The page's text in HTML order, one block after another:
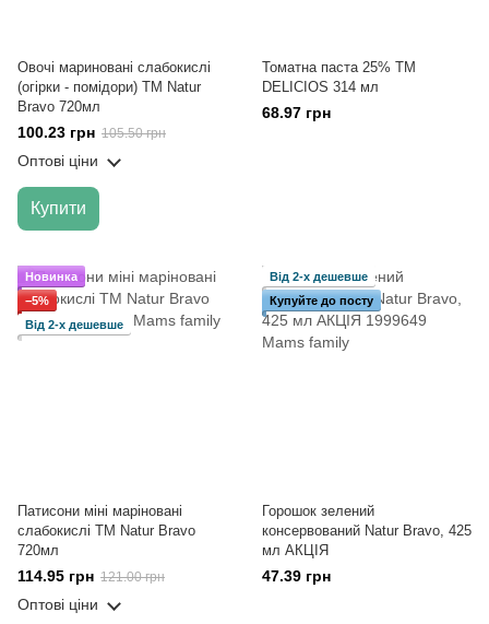
Овочі мариновані слабокислі
(огірки - помідори) ТМ Natur
Bravo 720мл
100.23 грн 105.50 грн
Оптові ціни
Купити
Томатна паста 25% ТМ
DELICIOS 314 мл
68.97 грн
Новинка
−5%
Від 2-х дешевше
Патисони міні маріновані
слабокислі ТМ Natur Bravo
720мл
114.95 грн 121.00 грн
Оптові ціни
Від 2-х дешевше
Купуйте до посту
Горошок зелений
консервований Natur Bravo, 425
мл АКЦІЯ
47.39 грн